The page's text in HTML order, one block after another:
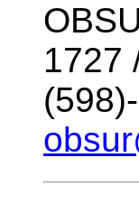
1727